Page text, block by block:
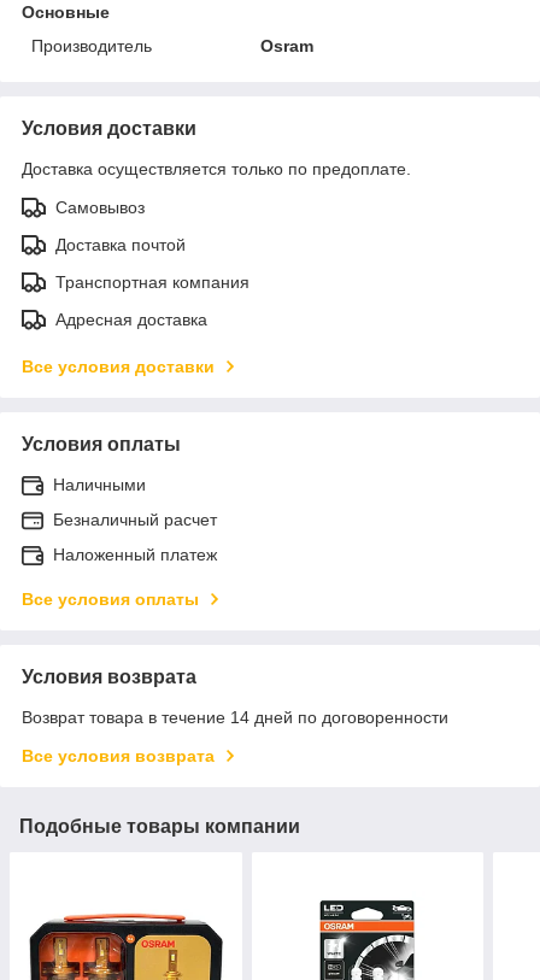
Основные
Производитель
Osram
Условия доставки
Доставка осуществляется только по предоплате.
Самовывоз
Доставка почтой
Транспортная компания
Адресная доставка
Все условия доставки
Условия оплаты
Наличными
Безналичный расчет
Наложенный платеж
Все условия оплаты
Условия возврата
Возврат товара в течение 14 дней по договоренности
Все условия возврата
Подобные товары компании